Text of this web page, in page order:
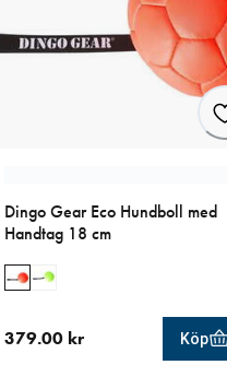
Dingo Gear Eco Hundboll med
Handtag 18 cm
379.00 kr Köp